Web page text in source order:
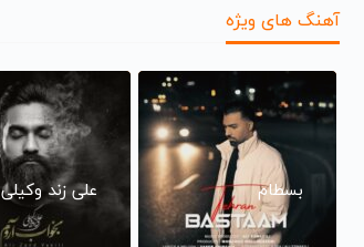
آهنگ های ویژه
بسطام علی زند وکیلی